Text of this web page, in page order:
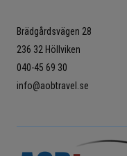
Brädgårdsvägen 28
236 32 Höllviken
040-45 69 30
info@aobtravel.se